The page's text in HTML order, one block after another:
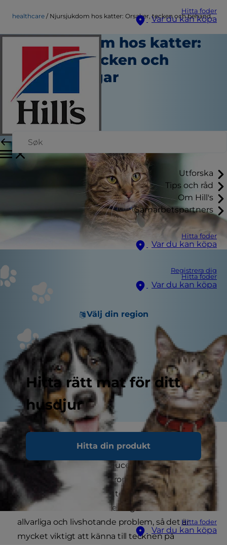
Hitta foder
Var du kan köpa
Utforska
Tips och råd
Om Hill's
Samarbetspartners
Hitta foder
Var du kan köpa
Registrera dig
Hitta foder
Var du kan köpa
Välj din region
Hitta rätt mat för ditt
husdjur
Hitta din produkt
Hitta foder
Var du kan köpa
healthcare Njursjukdom hos katter: Orsaker, tecken och behandlingar
Njursjukdom hos katter:
Orsaker, tecken och
behandlingar
Hälsovård
Skribent
Augusti 01, 2024
Njurarna spelar en mycket viktig roll för kattens
hälsa. Njurarna har bland annat till uppgift att
reglera blodtrycket, producera viktiga hormoner,
enzymer och röda blodkroppar samt avlägsna
avfall från blodet. Om kattens njurar inte klarar av
att utföra sitt arbete ordentligt kan det leda till
allvarliga och livshotande problem, så det är
mycket viktigt att känna till tecknen på